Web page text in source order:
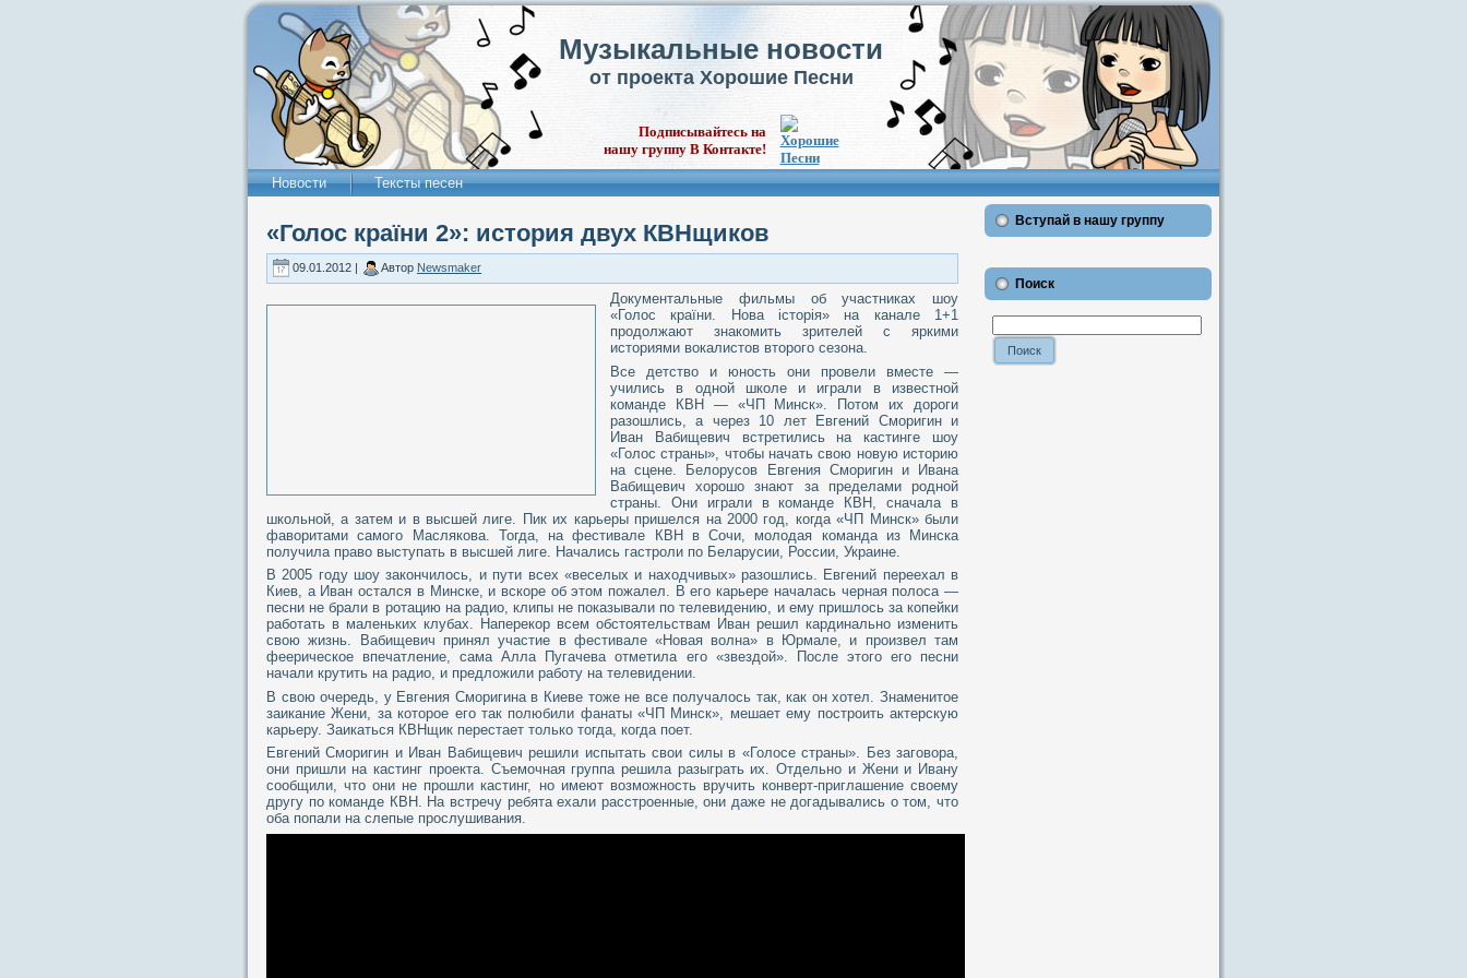
Музыкальные новости
от проекта Хорошие Песни
Подписывайтесь на
нашу группу В Контакте!
Новости Тексты песен
«Голос країни 2»: история двух КВНщиков
09.01.2012 | Автор Newsmaker
Документальные фильмы об участниках шоу
«Голос країни. Нова історія» на канале 1+1
продолжают знакомить зрителей с яркими
историями вокалистов второго сезона.
Все детство и юность они провели вместе —
учились в одной школе и играли в известной
команде КВН — «ЧП Минск». Потом их дороги
разошлись, а через 10 лет Евгений Сморигин и
Иван Вабищевич встретились на кастинге шоу
«Голос страны», чтобы начать свою новую историю
на сцене. Белорусов Евгения Сморигин и Ивана
Вабищевич хорошо знают за пределами родной
страны. Они играли в команде КВН, сначала в
школьной, а затем и в высшей лиге. Пик их карьеры пришелся на 2000 год, когда «ЧП Минск» были
фаворитами самого Маслякова. Тогда, на фестивале КВН в Сочи, молодая команда из Минска
получила право выступать в высшей лиге. Начались гастроли по Беларусии, России, Украине.
В 2005 году шоу закончилось, и пути всех «веселых и находчивых» разошлись. Евгений переехал в
Киев, а Иван остался в Минске, и вскоре об этом пожалел. В его карьере началась черная полоса —
песни не брали в ротацию на радио, клипы не показывали по телевидению, и ему пришлось за копейки
работать в маленьких клубах. Наперекор всем обстоятельствам Иван решил кардинально изменить
свою жизнь. Вабищевич принял участие в фестивале «Новая волна» в Юрмале, и произвел там
феерическое впечатление, сама Алла Пугачева отметила его «звездой». После этого его песни
начали крутить на радио, и предложили работу на телевидении.
В свою очередь, у Евгения Сморигина в Киеве тоже не все получалось так, как он хотел. Знаменитое
заикание Жени, за которое его так полюбили фанаты «ЧП Минск», мешает ему построить актерскую
карьеру. Заикаться КВНщик перестает только тогда, когда поет.
Евгений Сморигин и Иван Вабищевич решили испытать свои силы в «Голосе страны». Без заговора,
они пришли на кастинг проекта. Съемочная группа решила разыграть их. Отдельно и Жени и Ивану
сообщили, что они не прошли кастинг, но имеют возможность вручить конверт-приглашение своему
другу по команде КВН. На встречу ребята ехали расстроенные, они даже не догадывались о том, что
оба попали на слепые прослушивания.
Вступай в нашу группу
Поиск